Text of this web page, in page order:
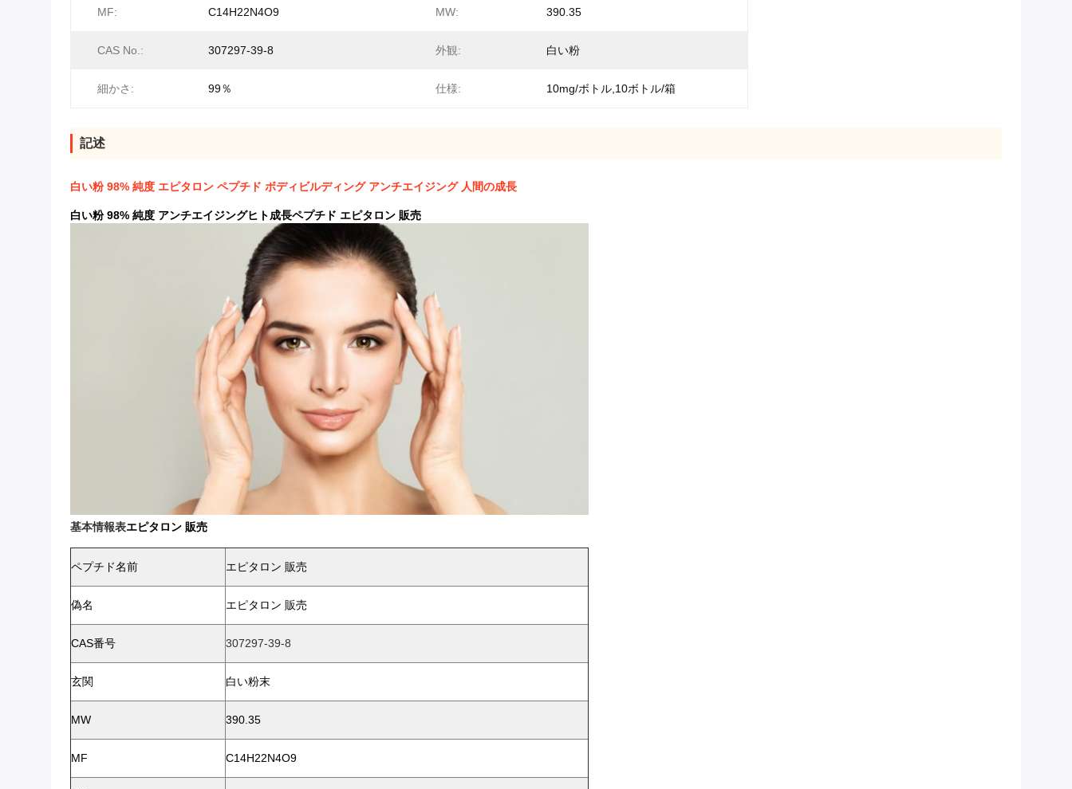
MF: C14H22N4O9 MW: 390.35
CAS No.: 307297-39-8 外観: 白い粉
細かさ: 99％ 仕様: 10mg/ボトル,10ボトル/箱
記述
白い粉 98% 純度 エピタロン ペプチド ボディビルディング アンチエイジング 人間の成長
白い粉 98% 純度 アンチエイジングヒト成長ペプチド エピタロン 販売
基本情報表エピタロン 販売
ペプチド名前 エピタロン 販売
偽名 エピタロン 販売
CAS番号 307297-39-8
玄関 白い粉末
MW 390.35
MF C14H22N4O9